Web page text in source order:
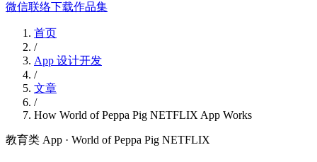
微信联络下载作品集
首页
/
App 设计开发
/
文章
/
How World of Peppa Pig NETFLIX App Works
教育类 App · World of Peppa Pig NETFLIX